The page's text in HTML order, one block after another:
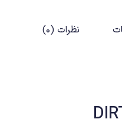
نظرات (۰)